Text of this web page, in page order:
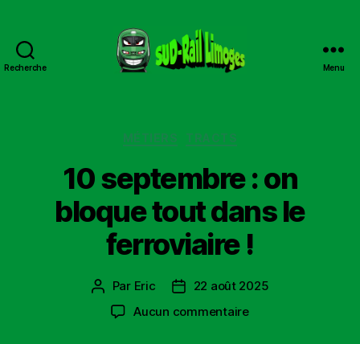
Recherche Menu
Catégories
MÉTIERS TRACTS
10 septembre : on
bloque tout dans le
ferroviaire !
Auteur
de
l’article
Par Eric
Date22 août 2025
Aucun commentairesur